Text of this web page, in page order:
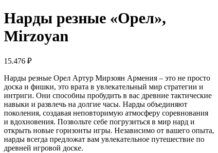
Нарды резные «Орел»,
Mirzoyan
15.476 ₽
Нарды резные Орел Артур Мирзоян Армения – это не просто
доска и фишки, это врата в увлекательный мир стратегии и
интриги. Они способны пробудить в вас древние тактические
навыки и развлечь на долгие часы. Нарды объединяют
поколения, создавая неповторимую атмосферу соревнования
и вдохновения. Позвольте себе погрузиться в мир нард и
открыть новые горизонты игры. Независимо от вашего опыта,
нарды всегда предложат вам увлекательное путешествие по
древней игровой доске.